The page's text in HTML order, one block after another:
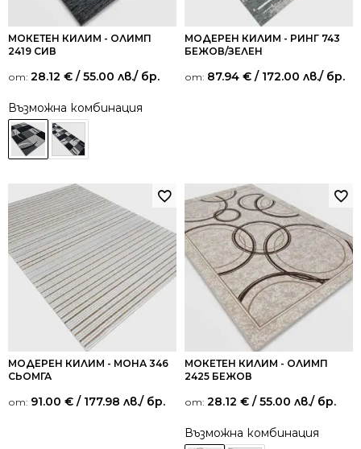
МОКЕТЕН КИЛИМ - ОЛИМП
2419 СИВ
от: 28.12 € / 55.00 лв./ бр.
Възможна комбинация
МОДЕРЕН КИЛИМ - РИНГ 743
БЕЖОВ/ЗЕЛЕН
от: 87.94 € / 172.00 лв./ бр.
МОДЕРЕН КИЛИМ - МОНА 346
СЬОМГА
от: 91.00 € / 177.98 лв./ бр.
МОКЕТЕН КИЛИМ - ОЛИМП
2425 БЕЖОВ
от: 28.12 € / 55.00 лв./ бр.
Възможна комбинация